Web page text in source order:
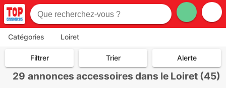
Catégories Loiret
Filtrer Trier Alerte
29 annonces accessoires dans le Loiret (45)